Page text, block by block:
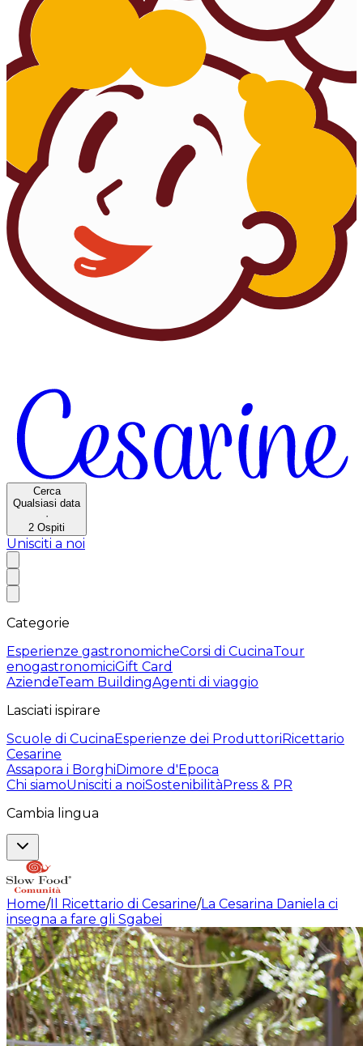
Cerca
Qualsiasi data
·
2 Ospiti
Unisciti a noi
Categorie
Esperienze gastronomicheCorsi di CucinaTour
enogastronomiciGift Card
AziendeTeam BuildingAgenti di viaggio
Lasciati ispirare
Scuole di CucinaEsperienze dei ProduttoriRicettario
Cesarine
Assapora i BorghiDimore d'Epoca
Chi siamoUnisciti a noiSostenibilitàPress & PR
Cambia lingua
Home/Il Ricettario di Cesarine/La Cesarina Daniela ci
insegna a fare gli Sgabei